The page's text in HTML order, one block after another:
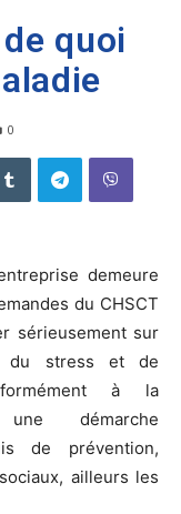
quoi
0
demeure
du CHSCT
sérieusement sur
du stress et de
à la
une démarche
de prévention,
ailleurs les